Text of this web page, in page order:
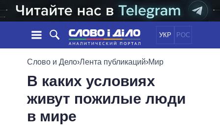
УКР РОС
НОВОСТИ
ЛЕНТА
СОБЫТИЯ
СТАТЬИ
МНЕНИЯ
ПОЛИТИКА
ЭКОНОМИКА
ОБЕЩАНИЯ
ПОЛИТИКИ
ВСЕ ПОЛИТИКИ
Слово и Дело›Лента публикаций›Мир
В каких условиях
живут пожилые люди
в мире